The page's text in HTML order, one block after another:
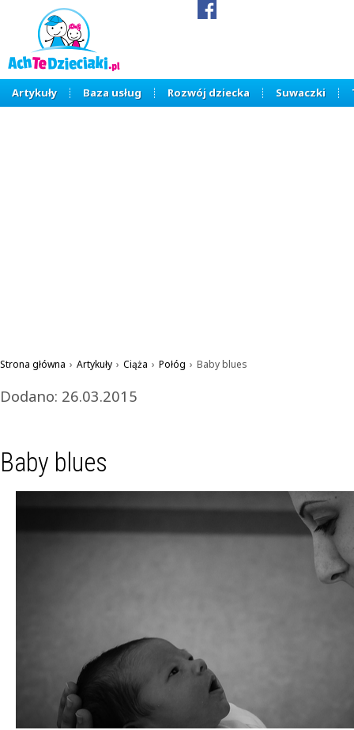
Artykuły Baza usług Rozwój dziecka Suwaczki
Strona główna › Artykuły › Ciąża › Połóg › Baby blues
Dodano: 26.03.2015
Baby blues